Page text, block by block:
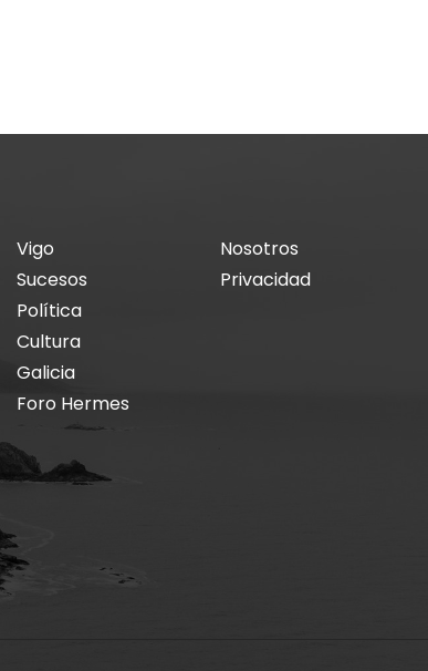
Vigo
Sucesos
Política
Cultura
Galicia
Foro Hermes
Nosotros
Privacidad